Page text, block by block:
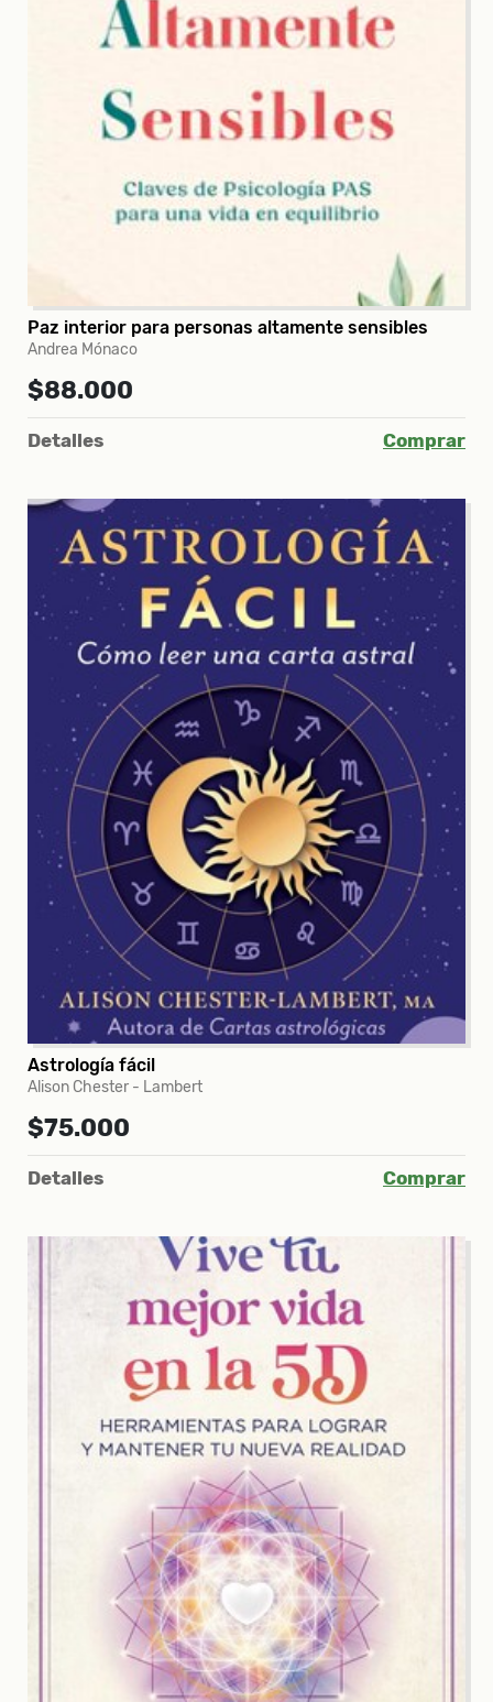
Paz interior para personas altamente sensibles
Andrea Mónaco
$88.000
Detalles Comprar
Astrología fácil
Alison Chester - Lambert
$75.000
Detalles Comprar